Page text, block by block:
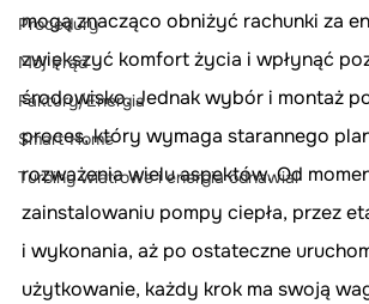
Procedury
Mój Prąd
Faktury/Energia
Smart Home
Turbiny wiatrowe i energia odnawial
mogą znacząco obniżyć rachunki za
zwiększyć komfort życia i wpłynąć
środowisko. Jednak wybór i montaż
proces, który wymaga starannego
rozważenia wielu aspektów. Od
zainstalowaniu pompy ciepła, przez
i wykonania, aż po ostateczne
użytkowanie, każdy krok ma swoją